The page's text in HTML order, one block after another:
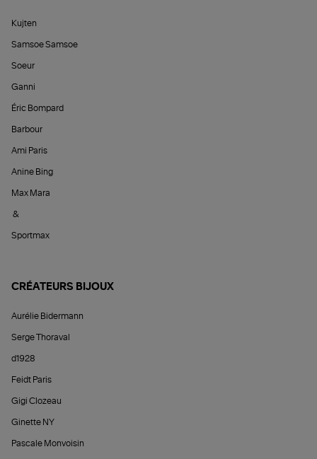
Kujten
Samsoe Samsoe
Soeur
Ganni
Éric Bompard
Barbour
Ami Paris
Anine Bing
Max Mara
&
Sportmax
CRÉATEURS BIJOUX
Aurélie Bidermann
Serge Thoraval
d1928
Feidt Paris
Gigi Clozeau
Ginette NY
Pascale Monvoisin